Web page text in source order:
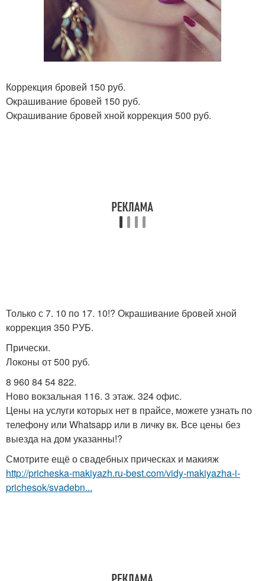
Коррекция бровей 150 руб.
Окрашивание бровей 150 руб.
Окрашивание бровей хной коррекция 500 руб.
Только с 7. 10 по 17. 10!? Окрашивание бровей хной
коррекция 350 РУБ.
Прически.
Локоны от 500 руб.
8 960 84 54 822.
Ново вокзальная 116. 3 этаж. 324 офис.
Цены на услуги которых нет в прайсе, можете узнать по
телефону или Whatsapp или в личку вк. Все цены без
выезда на дом указанны!?
Смотрите ещё о свадебных прическах и макияж
http://pricheska-makiyazh.ru-best.com/vidy-makiyazha-i-
prichesok/svadebn...